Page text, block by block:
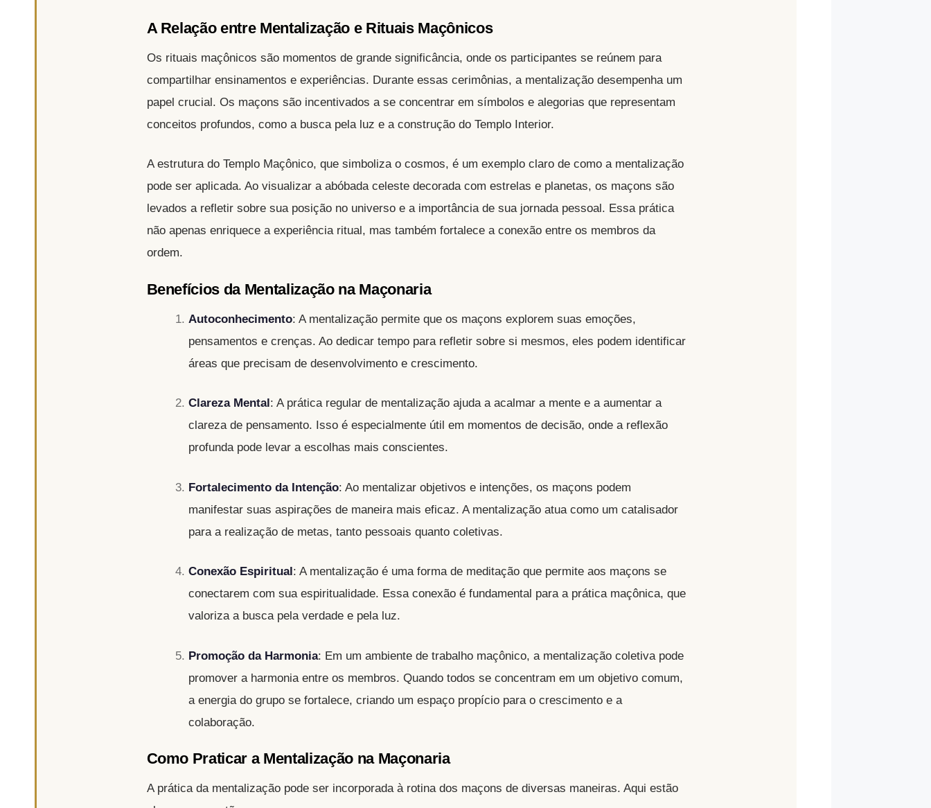
A Relação entre Mentalização e Rituais Maçônicos
Os rituais maçônicos são momentos de grande significância, onde os participantes se reúnem para
compartilhar ensinamentos e experiências. Durante essas cerimônias, a mentalização desempenha um
papel crucial. Os maçons são incentivados a se concentrar em símbolos e alegorias que representam
conceitos profundos, como a busca pela luz e a construção do Templo Interior.
A estrutura do Templo Maçônico, que simboliza o cosmos, é um exemplo claro de como a mentalização
pode ser aplicada. Ao visualizar a abóbada celeste decorada com estrelas e planetas, os maçons são
levados a refletir sobre sua posição no universo e a importância de sua jornada pessoal. Essa prática
não apenas enriquece a experiência ritual, mas também fortalece a conexão entre os membros da
ordem.
Benefícios da Mentalização na Maçonaria
Autoconhecimento: A mentalização permite que os maçons explorem suas emoções,
pensamentos e crenças. Ao dedicar tempo para refletir sobre si mesmos, eles podem identificar
áreas que precisam de desenvolvimento e crescimento.
Clareza Mental : A prática regular de mentalização ajuda a acalmar a mente e a aumentar a
clareza de pensamento. Isso é especialmente útil em momentos de decisão, onde a reflexão
profunda pode levar a escolhas mais conscientes.
Fortalecimento da Intenção: Ao mentalizar objetivos e intenções, os maçons podem
manifestar suas aspirações de maneira mais eficaz. A mentalização atua como um catalisador
para a realização de metas, tanto pessoais quanto coletivas.
Conexão Espiritual : A mentalização é uma forma de meditação que permite aos maçons se
conectarem com sua espiritualidade. Essa conexão é fundamental para a prática maçônica, que
valoriza a busca pela verdade e pela luz.
Promoção da Harmonia: Em um ambiente de trabalho maçônico, a mentalização coletiva pode
promover a harmonia entre os membros. Quando todos se concentram em um objetivo comum,
a energia do grupo se fortalece, criando um espaço propício para o crescimento e a
colaboração.
Como Praticar a Mentalização na Maçonaria
A prática da mentalização pode ser incorporada à rotina dos maçons de diversas maneiras. Aqui estão